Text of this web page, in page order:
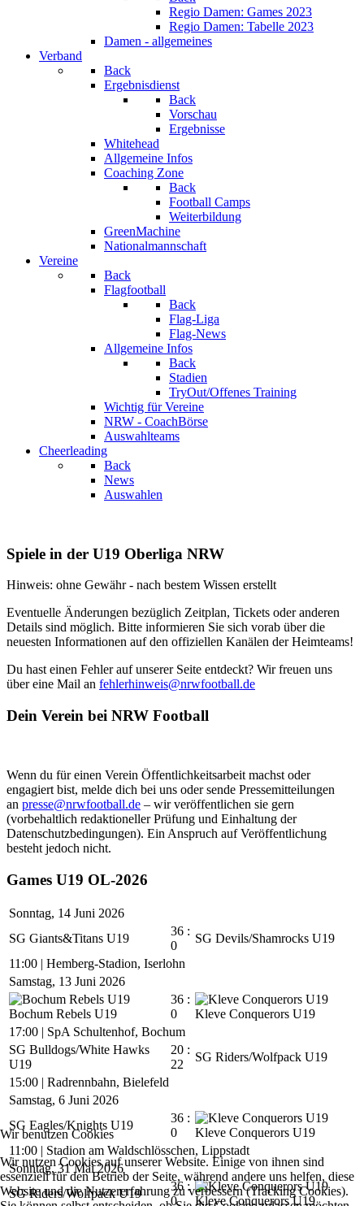
Regio Damen: Games 2023
Regio Damen: Tabelle 2023
Damen - allgemeines
Verband
Back
Ergebnisdienst
Back
Vorschau
Ergebnisse
Whitehead
Allgemeine Infos
Coaching Zone
Back
Football Camps
Weiterbildung
GreenMachine
Nationalmannschaft
Vereine
Back
Flagfootball
Back
Flag-Liga
Flag-News
Allgemeine Infos
Back
Stadien
TryOut/Offenes Training
Wichtig für Vereine
NRW - CoachBörse
Auswahlteams
Cheerleading
Back
News
Auswahlen
Spiele in der U19 Oberliga NRW
Hinweis: ohne Gewähr - nach bestem Wissen erstellt
Eventuelle Änderungen bezüglich Zeitplan, Tickets oder anderen
Details sind möglich. Bitte informieren Sie sich vorab über die
neuesten Informationen auf den offiziellen Kanälen der Heimteams!
Du hast einen Fehler auf unserer Seite entdeckt? Wir freuen uns
über eine Mail an fehlerhinweis@nrwfootball.de
Dein Verein bei NRW Football
Wenn du für einen Verein Öffentlichkeitsarbeit machst oder
engagiert bist, melde dich bei uns oder sende Pressemitteilungen
an presse@nrwfootball.de – wir veröffentlichen sie gern
(vorbehaltlich redaktioneller Prüfung und Einhaltung der
Datenschutzbedingungen). Ein Anspruch auf Veröffentlichung
besteht jedoch nicht.
Games U19 OL-2026
Sonntag, 14 Juni 2026
SG Giants&Titans U19
36 :
0
SG Devils/Shamrocks U19
11:00 | Hemberg-Stadion, Iserlohn
Samstag, 13 Juni 2026
Bochum Rebels U19
36 :
0
Kleve Conquerors U19
17:00 | SpA Schultenhof, Bochum
SG Bulldogs/White Hawks
U19
20 :
22
SG Riders/Wolfpack U19
15:00 | Radrennbahn, Bielefeld
Samstag, 6 Juni 2026
SG Eagles/Knights U19
36 :
0
Kleve Conquerors U19
11:00 | Stadion am Waldschlösschen, Lippstadt
Sonntag, 31 Mai 2026
SG Riders/Wolfpack U19
36 :
0
Kleve Conquerors U19
Wir benutzen Cookies
Wir nutzen Cookies auf unserer Website. Einige von ihnen sind
essenziell für den Betrieb der Seite, während andere uns helfen, diese
Website und die Nutzererfahrung zu verbessern (Tracking Cookies).